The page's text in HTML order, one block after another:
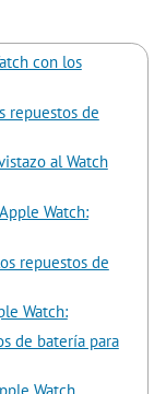
con los
repuestos de
al Watch
Watch:
repuestos de
Watch:
de batería para